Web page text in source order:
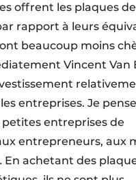
offrent les plaques
rapport à leurs
beaucoup moins
Vincent Van
entreprises. Je
entreprises de
entrepreneurs, aux
achetant des